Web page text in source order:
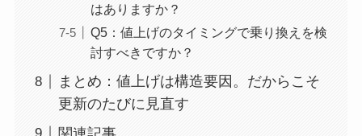
はありますか？
Q5：値上げのタイミングで乗り換えを検
討すべきですか？
まとめ：値上げは構造要因。だからこそ
更新のたびに見直す